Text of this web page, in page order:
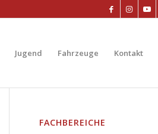
Jugend Fahrzeuge Kontakt
FACHBEREICHE